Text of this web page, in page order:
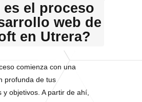
es el proceso
web de
en Utrera?
comienza con una
profunda de tus
y objetivos. A partir de ahí,